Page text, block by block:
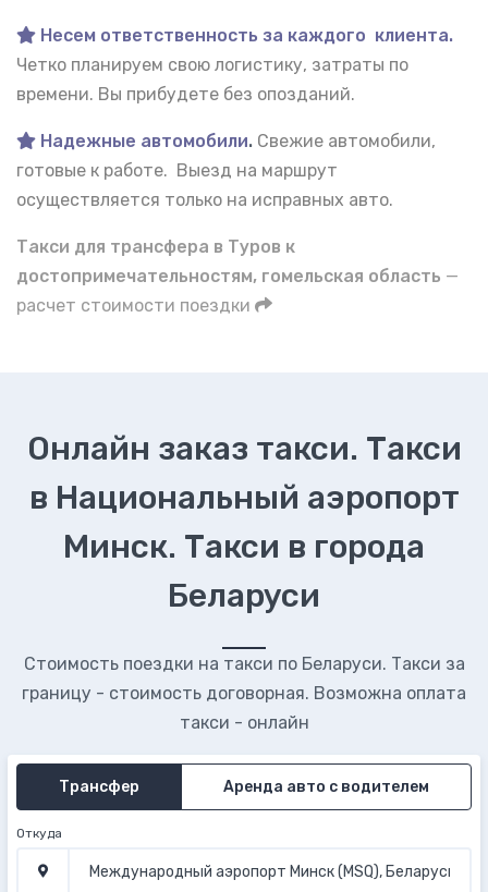
Несем ответственность за каждого клиента.
Четко планируем свою логистику, затраты по
времени. Вы прибудете без опозданий.
Надежные автомобили. Свежие автомобили,
готовые к работе. Выезд на маршрут
осуществляется только на исправных авто.
Такси для трансфера в Туров к
достопримечательностям, гомельская область —
расчет стоимости поездки
Онлайн заказ такси. Такси
в Национальный аэропорт
Минск. Такси в города
Беларуси
Стоимость поездки на такси по Беларуси. Такси за
границу - стоимость договорная. Возможна оплата
такси - онлайн
Трансфер Аренда авто с водителем
Откуда